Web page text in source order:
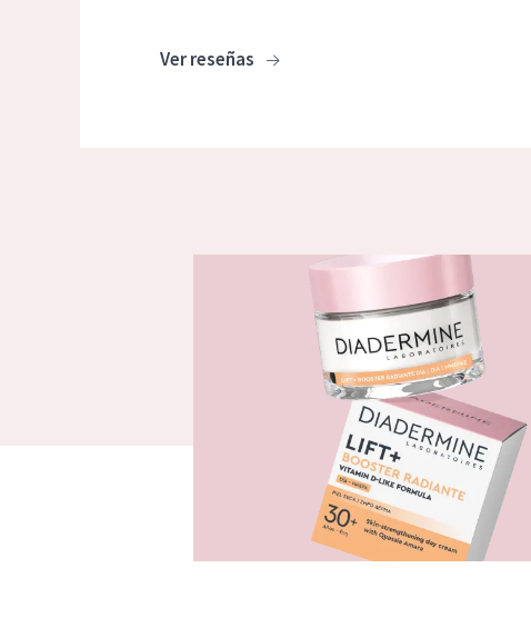
Ver reseñas